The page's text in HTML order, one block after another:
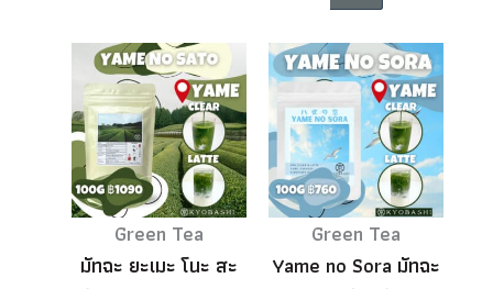
Green Tea
มัทฉะ ยะเมะ โนะ สะ
Green Tea
Yame no Sora มัทฉะ